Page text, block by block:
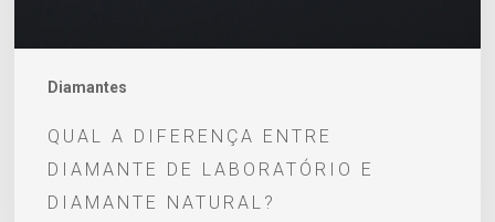
Diamantes
natural?
QUAL A DIFERENÇA ENTRE
DIAMANTE DE LABORATÓRIO E
DIAMANTE NATURAL?